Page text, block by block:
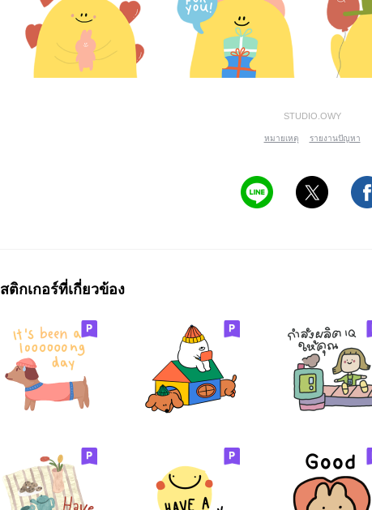
STUDIO.OWY
หมายเหตุ รายงานปัญหา
สติกเกอร์ที่เกี่ยวข้อง